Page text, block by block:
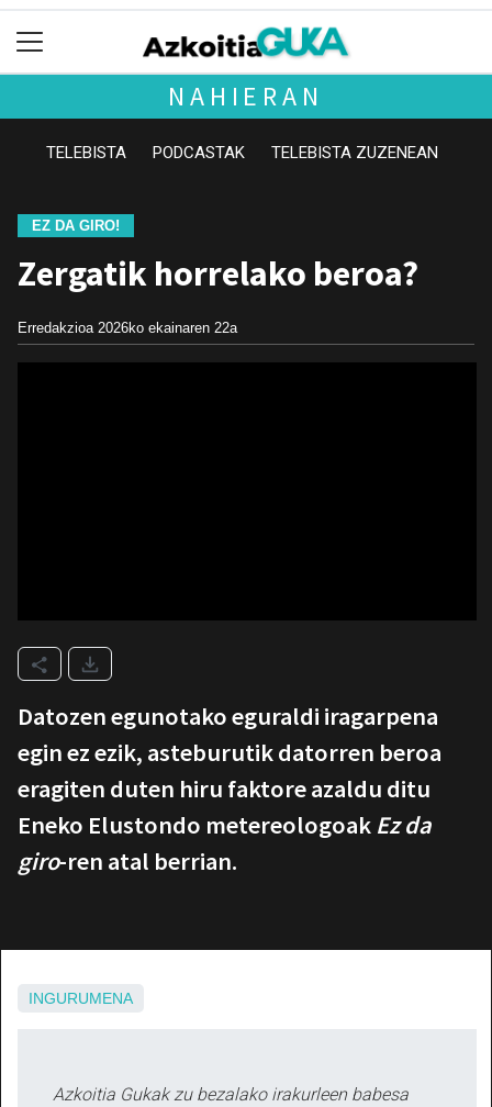
NAHIERAN
TELEBISTA PODCASTAK TELEBISTA ZUZENEAN
EZ DA GIRO!
Zergatik horrelako beroa?
Erredakzioa 2026ko ekainaren 22a
Datozen egunotako eguraldi iragarpena
egin ez ezik, asteburutik datorren beroa
eragiten duten hiru faktore azaldu ditu
Eneko Elustondo metereologoak Ez da
giro-ren atal berrian.
INGURUMENA
Azkoitia Gukak zu bezalako irakurleen babesa